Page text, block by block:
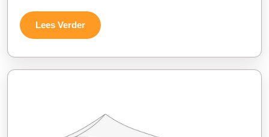
Lees VerderLees
Verder